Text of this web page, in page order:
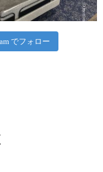
でフォロー